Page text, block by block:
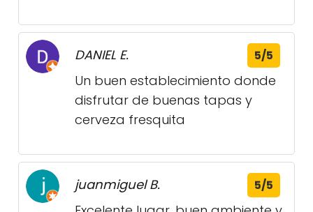
DANIEL E. 5/5
Un buen establecimiento donde
disfrutar de buenas tapas y
cerveza fresquita
juanmiguel B. 5/5